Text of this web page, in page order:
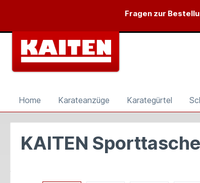
Zur Hauptnavigation springen
Fragen zur
Home Karateanzüge Karategürtel
KAITEN